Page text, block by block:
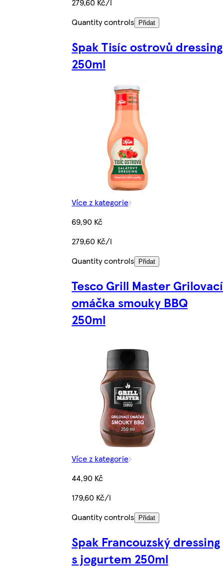
Quantity controls
Přidat
Spak Tisíc ostrovů dressing
250ml
Více z kategorie
69,90 Kč
279,60 Kč/l
Quantity controls
Přidat
Tesco Grill Master Grilovací
omáčka smouky BBQ
250ml
Více z kategorie
44,90 Kč
179,60 Kč/l
Quantity controls
Přidat
Spak Francouzský dressing
s jogurtem 250ml